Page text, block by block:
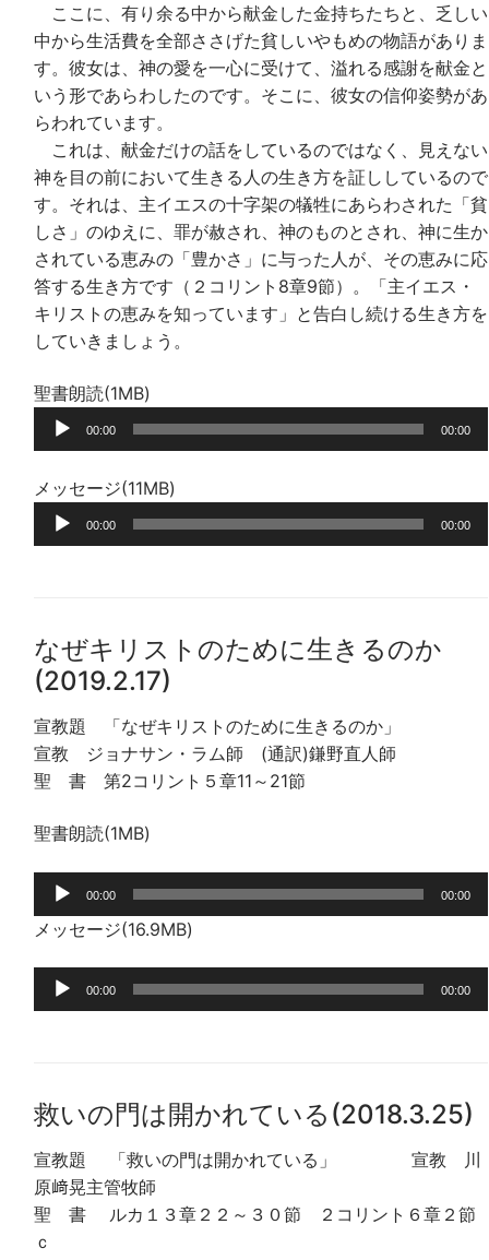
ここに、有り余る中から献金した金持ちたちと、乏しい
中から生活費を全部ささげた貧しいやもめの物語がありま
す。彼女は、神の愛を一心に受けて、溢れる感謝を献金と
いう形であらわしたのです。そこに、彼女の信仰姿勢があ
らわれています。
これは、献金だけの話をしているのではなく、見えない
神を目の前において生きる人の生き方を証ししているので
す。それは、主イエスの十字架の犠牲にあらわされた「貧
しさ」のゆえに、罪が赦され、神のものとされ、神に生か
されている恵みの「豊かさ」に与った人が、その恵みに応
答する生き方です（２コリント8章9節）。「主イエス・
キリストの恵みを知っています」と告白し続ける生き方を
していきましょう。
聖書朗読(1MB)
声
レ
00:00 00:00
メッセージ(11MB)
声
ヤ
ー
00:00 00:00
なぜキリストのために生きるのか
(2019.2.17)
宣教題 「なぜキリストのために生きるのか」
宣教 ジョナサン・ラム師 (通訳)鎌野直人師
聖 書 第2コリント５章11～21節
聖書朗読(1MB)
声
プ
レ
00:00 00:00
メッセージ(16.9MB)
声
ヤ
00:00 00:00
救いの門は開かれている(2018.3.25)
宣教題 「救いの門は開かれている」 宣教 川
原﨑晃主管牧師
聖 書 ルカ１３章２２～３０節 ２コリント６章２節
ｃ